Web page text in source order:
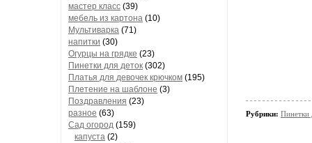
мастер класс (39)
мебель из картона (10)
Мультиварка (71)
напитки (30)
Огурцы на грядке (23)
Пинетки для деток (302)
Платья для девочек крючком (195)
Плетение на шаблоне (3)
Поздравления (23)
разное (63)
Сад огород (159)
капуста (2)
Рубрики: Пинетки